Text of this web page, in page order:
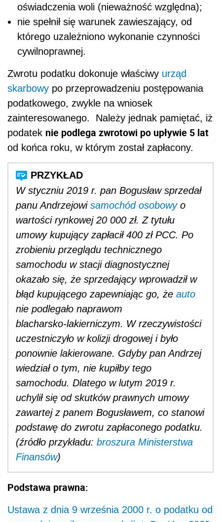
oświadczenia woli (nieważność względna);
nie spełnił się warunek zawieszający, od
którego uzależniono wykonanie czynności
cywilnoprawnej.
Zwrotu podatku dokonuje właściwy urząd
skarbowy po przeprowadzeniu postępowania
podatkowego, zwykle na wniosek
zainteresowanego. Należy jednak pamiętać, iż
podatek nie podlega zwrotowi po upływie 5 lat
od końca roku, w którym został zapłacony.
W styczniu 2019 r. pan Bogusław sprzedał
panu Andrzejowi samochód osobowyo
wartości rynkowej 20 000 zł. Z tytułu
umowy kupujący zapłacił 400 zł PCC. Po
zrobieniu przeglądu technicznego
samochodu w stacji diagnostycznej
okazało się, że sprzedający wprowadził w
błąd kupującego zapewniając go, że auto
nie podlegało naprawom
blacharsko‑lakierniczym. W rzeczywistości
uczestniczyło w kolizji drogowej i było
ponownie lakierowane. Gdyby pan Andrzej
wiedział o tym, nie kupiłby tego
samochodu. Dlatego w lutym 2019 r.
uchylił się od skutków prawnych umowy
zawartej z panem Bogusławem, co stanowi
podstawę do zwrotu zapłaconego podatku.
(źródło przykładu: broszura Ministerstwa
Finansów)
Podstawa prawna:
Ustawa z dnia 9 września 2000 r. o podatku od